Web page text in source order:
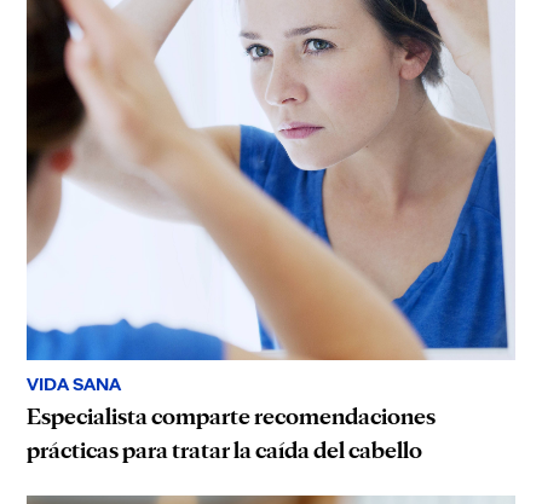
VIDA SANA
Especialista comparte recomendaciones
prácticas para tratar la caída del cabello